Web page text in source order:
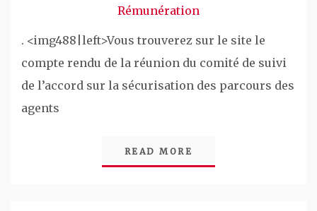
Rémunération
. <img488|left>Vous trouverez sur le site le
compte rendu de la réunion du comité de suivi
de l’accord sur la sécurisation des parcours des
agents
READ MORE